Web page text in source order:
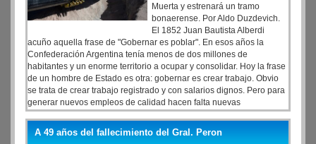
Muerta y estrenará un tramo
bonaerense. Por Aldo Duzdevich.
El 1852 Juan Bautista Alberdi
acuño aquella frase de "Gobernar es poblar". En esos años la
Confederación Argentina tenía menos de dos millones de
habitantes y un enorme territorio a ocupar y consolidar. Hoy la frase
de un hombre de Estado es otra: gobernar es crear trabajo. Obvio
se trata de crear trabajo registrado y con salarios dignos. Pero para
generar nuevos empleos de calidad hacen falta nuevas
inversiones. Y una cosa es tener la iniciativa y las ganas, y otra
cosa bastante más compleja es conseguir los recursos, ya sean
para inversiones estatales o privadas. El próximo domingo 9 de
A 49 años del fallecimiento del Gral. Peron